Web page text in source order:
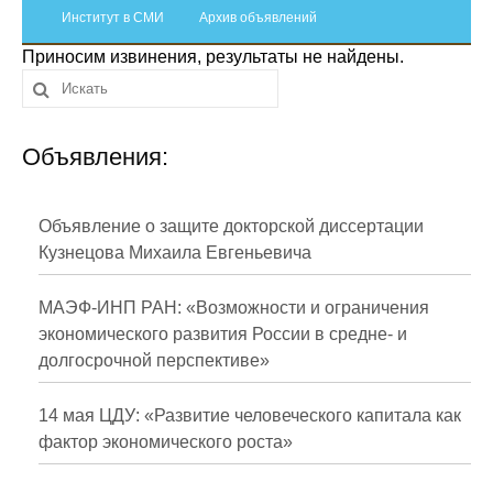
Отчетность
Противодействие коррупции
Материалы для СМИ
Публикации
Научная жизнь
Проблемы прогнозирования
О журнале
Номера журналов
Институт в СМИ Архив объявлений
Приносим извинения, результаты не найдены.
Объявления:
Объявление о защите докторской диссертации
Кузнецова Михаила Евгеньевича
МАЭФ-ИНП РАН: «Возможности и ограничения
экономического развития России в средне- и
долгосрочной перспективе»
14 мая ЦДУ: «Развитие человеческого капитала как
фактор экономического роста»